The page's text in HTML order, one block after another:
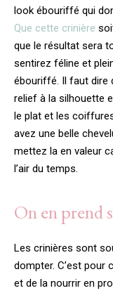
look ébouriffé qui
Que cette crinière
que le résultat sera
sentirez féline et
ébouriffé. Il faut dire
relief à la silhouette
le plat et les
avez une belle
mettez la en valeur
l’air du temps.
On en prend
Les crinières sont
dompter. C’est pour
et de la nourrir en